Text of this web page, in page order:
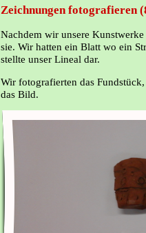
Zeichnungen fotografieren
Nachdem wir unsere
sie. Wir hatten ein Blatt wo ein
stellte unser Lineal dar.
Wir fotografierten das
das Bild.